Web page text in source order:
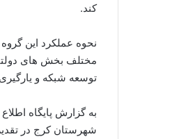
کند.
نحوه عملکرد این
مختلف بخش­ های
توسعه شبکه و
به گزارش پایگاه